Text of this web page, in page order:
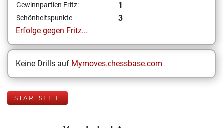
Gewinnpartien Fritz: 1
Schönheitspunkte
3
Erfolge gegen Fritz...
Keine Drills auf Mymoves.chessbase.com
STARTSEITE